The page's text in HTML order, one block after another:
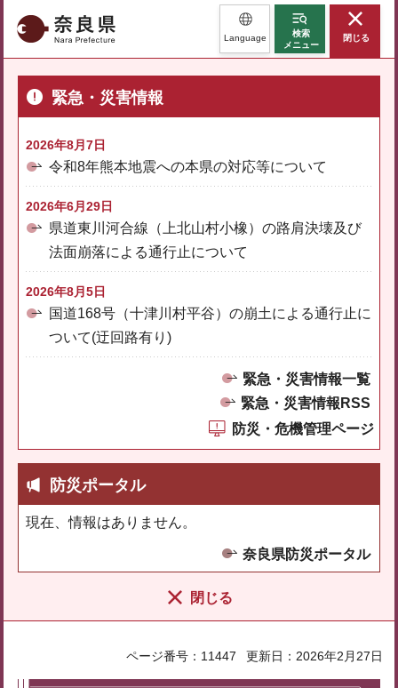
奈良県 Language
検索
メニュー
閉じる
緊急・災害情報
2026年8月7日
令和8年熊本地震への本県の対応等について
2026年6月29日
県道東川河合線（上北山村小橡）の路肩決壊及び
法面崩落による通行止について
2026年8月5日
国道168号（十津川村平谷）の崩土による通行止に
ついて(迂回路有り)
緊急・災害情報一覧
緊急・災害情報RSS
防災・危機管理ページ
防災ポータル
現在、情報はありません。
奈良県防災ポータル
閉じる
ページ番号：11447 更新日：2026年2月27日